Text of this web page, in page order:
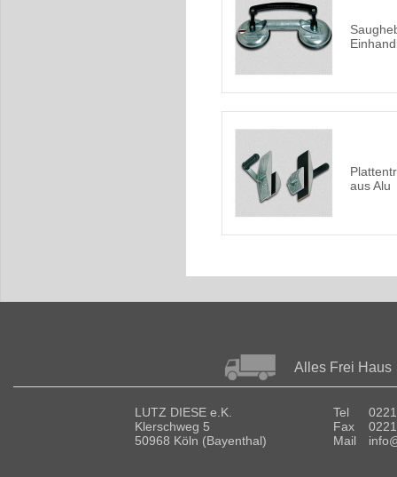
aus Alu
Alles Frei Haus
LUTZ DIESE e.K.
Klerschweg 5
50968 Köln (Bayenthal)
Tel
Fax
Mail